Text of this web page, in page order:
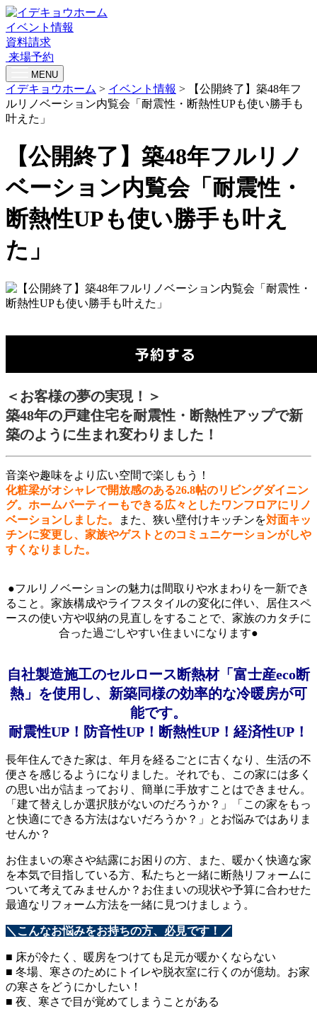
イベント情報
資料請求
来場予約
MENU
イデキョウホーム > イベント情報 >
【公開終了】築48年フ
ルリノベーション内覧会「耐震性・断熱性UPも使い勝手も
叶えた」
【公開終了】築48年フルリノ
ベーション内覧会「耐震性・
断熱性UPも使い勝手も叶え
た」
＜お客様の夢の実現！＞
築48年の戸建住宅を耐震性・断熱性アップで新
築のように生まれ変わりました！
音楽や趣味をより広い空間で楽しもう！
化粧梁がオシャレで開放感のある26.8帖のリビングダイニン
グ。ホームパーティーもできる広々としたワンフロアにリノ
ベーションしました。
また、狭い壁付けキッチンを対面キッ
チンに変更し、家族やゲストとのコミュニケーションがしや
すくなりました。
●フルリノベーションの魅力は間取りや水まわりを一新でき
ること。家族構成やライフスタイルの変化に伴い、居住スペ
ースの使い方や収納の見直しをすることで、家族のカタチに
合った過ごしやすい住まいになります●
自社製造施工のセルロース断熱材「富士産eco断
熱」を使用し、新築同様の効率的な冷暖房が可
能です。
耐震性UP！ 防音性UP！ 断熱性UP！ 経済性UP！
長年住んできた家は、年月を経るごとに古くなり、生活の不
便さを感じるようになりました。それでも、この家には多く
の思い出が詰まっており、簡単に手放すことはできません。
「建て替えしか選択肢がないのだろうか？」「この家をもっ
と快適にできる方法はないだろうか？」とお悩みではありま
せんか？
お住まいの寒さや結露にお困りの方、また、暖かく快適な家
を本気で目指している方、私たちと一緒に断熱リフォームに
ついて考えてみませんか？お住まいの現状や予算に合わせた
最適なリフォーム方法を一緒に見つけましょう。
＼こんなお悩みをお持ちの方、必見です！／
■ 床が冷たく、暖房をつけても足元が暖かくならない
■ 冬場、寒さのためにトイレや脱衣室に行くのが億劫。お家
の寒さをどうにかしたい！
■ 夜、寒さで目が覚めてしまうことがある